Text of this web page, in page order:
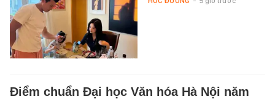
Điểm chuẩn Đại học Văn hóa Hà Nội năm